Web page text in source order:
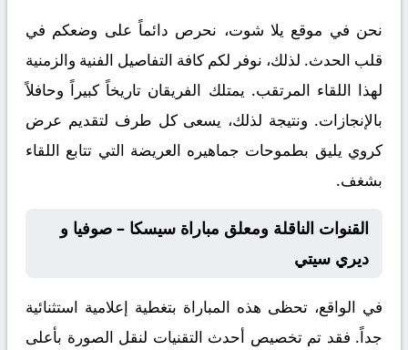
نحن في موقع يلا شوت، نحرص دائماً على وضعكم في
قلب الحدث. لذلك، نوفر لكم كافة التفاصيل الفنية والزمنية
لهذا اللقاء المرتقب. يمتلك الفريقان تاريخاً كبيراً وحافلاً
بالإنجازات. ونتيجة لذلك، يسعى كل طرف لتقديم عرض
كروي يليق بطموحات جماهيره العريضة التي تتابع اللقاء
بشغف.
القنوات الناقلة ومعلق مباراة سيسكا – صوفيا و
ديري سيتي
في الواقع، تحظى هذه المباراة بتغطية إعلامية استثنائية
جداً. فقد تم تخصيص أحدث التقنيات لنقل الصورة بأعلى